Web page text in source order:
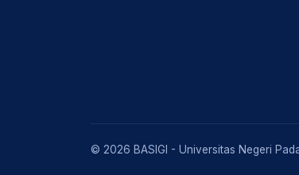
© 2026 BASIGI - Universitas Negeri